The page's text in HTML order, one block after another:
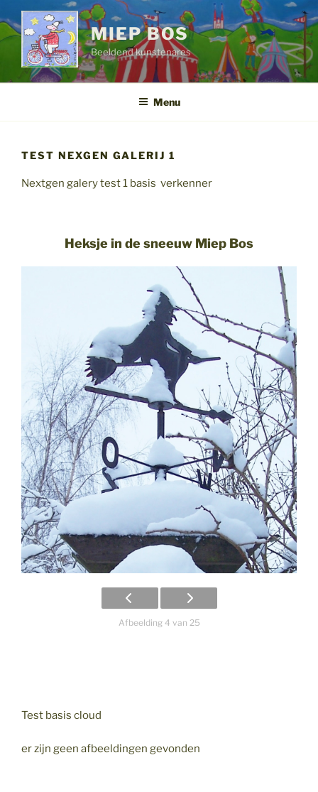
naar
de
inhoud
MIEP BOS
Beeldend kunstenares
Menu
TEST NEXGEN GALERIJ 1
Nextgen galery test 1 basis verkenner
Heksje in de sneeuw Miep Bos
Afbeelding 4 van 25
Test basis cloud
er zijn geen afbeeldingen gevonden